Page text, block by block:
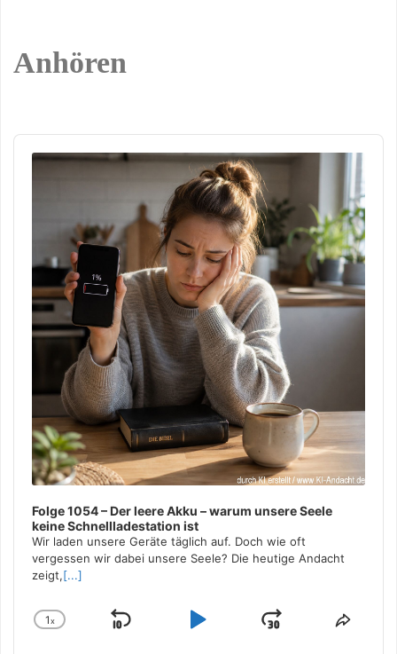
Anhören
Audio
Player
Folge 1054 – Der leere Akku – warum unsere Seele
keine Schnellladestation ist
Wir laden unsere Geräte täglich auf. Doch wie oft
vergessen wir dabei unsere Seele? Die heutige Andacht
zeigt,[...]
Change
1x
Skip
Play
Jump
Share